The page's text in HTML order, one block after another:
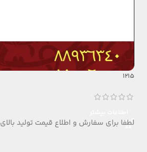
1215
لطفا برای سفارش و اطلاع قیمت تولید بالای 100 عدد با شماره تلفن 09124152407 تماس بگیرید.